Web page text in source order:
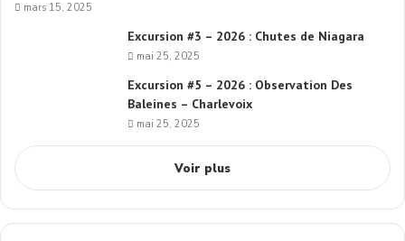
mars 15, 2025
Excursion #3 – 2026 : Chutes de Niagara
mai 25, 2025
Excursion #5 – 2026 : Observation Des
Baleines – Charlevoix
mai 25, 2025
Voir plus